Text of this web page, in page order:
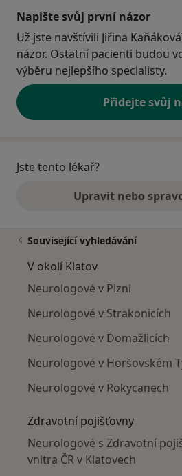
Napište svůj první názor
Už jste navštívili Jiřina
názor. Ostatní pacienti budou
výběru nejlepšího specialisty.
Přidejte svůj
Jste tento lékař?
Upravit nebo
Související vyhledávání
V okolí Klatov
Neurologové v Plzni
Neurologové v Strakonicích
Neurologové v Domažlicích
Neurologové v Horšovském
Neurologové v Rokycanech
Zdravotní pojišťovny
Neurologové s Zdravotní
vnitra ČR v Klatovech